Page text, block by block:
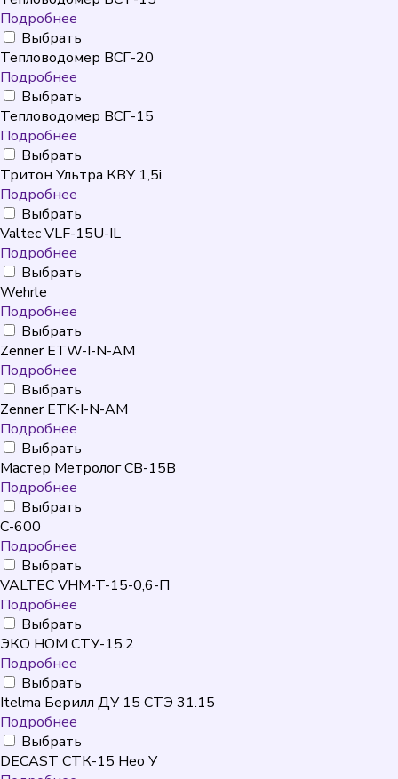
Подробнее
Выбрать
Тепловодомер ВСГ-20
Подробнее
Выбрать
Тепловодомер ВСГ-15
Подробнее
Выбрать
Тритон Ультра КВУ 1,5i
Подробнее
Выбрать
Valtec VLF-15U-IL
Подробнее
Выбрать
Wehrle
Подробнее
Выбрать
Zenner ETW-I-N-AM
Подробнее
Выбрать
Zenner ETK-I-N-AM
Подробнее
Выбрать
Мастер Метролог СВ-15В
Подробнее
Выбрать
C-600
Подробнее
Выбрать
VALTEC VHM-T-15-0,6-П
Подробнее
Выбрать
ЭКО НОМ СТУ-15.2
Подробнее
Выбрать
Itelma Берилл ДУ 15 СТЭ 31.15
Подробнее
Выбрать
DECAST СТК-15 Нео У